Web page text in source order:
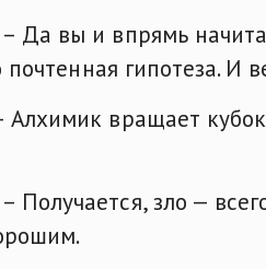
– Да вы и впрямь
почтенная гипотеза. И
Алхимик вращает
– Получается, зло —